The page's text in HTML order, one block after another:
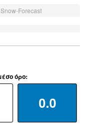
Forecast
όρο:
0.0